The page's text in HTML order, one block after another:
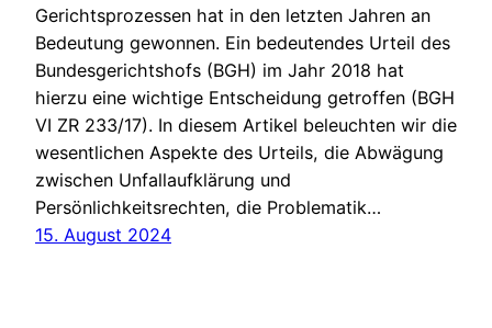
Gerichtsprozessen hat in den letzten Jahren an
Bedeutung gewonnen. Ein bedeutendes Urteil des
Bundesgerichtshofs (BGH) im Jahr 2018 hat
hierzu eine wichtige Entscheidung getroffen (BGH
VI ZR 233/17). In diesem Artikel beleuchten wir die
wesentlichen Aspekte des Urteils, die Abwägung
zwischen Unfallaufklärung und
Persönlichkeitsrechten, die Problematik…
15. August 2024